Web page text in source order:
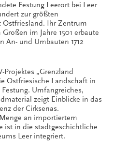
Festung Leerort bei Leer
zur größten
Ostfriesland. Ihr Zentrum
im Jahre 1501 erbaute
An- und Umbauten 1712
Projektes „Grenzland
Ostfriesische Landschaft in
Festung. Umfangreiches,
zeigt Einblicke in das
der Cirksenas.
an importiertem
ist in die stadtgeschichtliche
Leer integriert.